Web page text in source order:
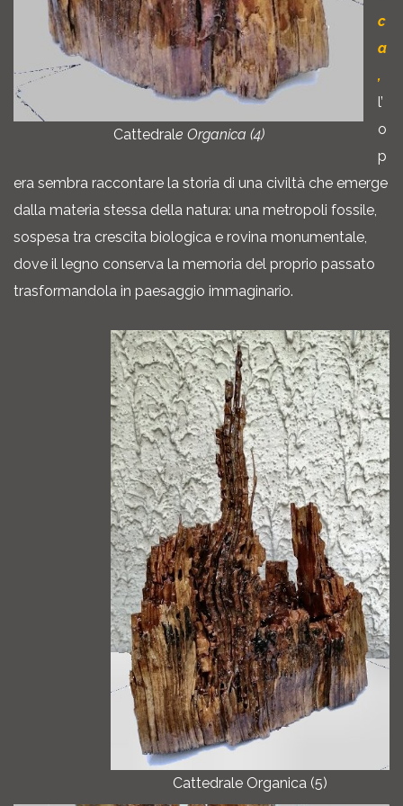
Cattedrale Organica (4)
c
a
,
l’
o
p
era sembra raccontare la storia di una civiltà che emerge
dalla materia stessa della natura: una metropoli fossile,
sospesa tra crescita biologica e rovina monumentale,
dove il legno conserva la memoria del proprio passato
trasformandola in paesaggio immaginario.
Cattedrale Organica (5)